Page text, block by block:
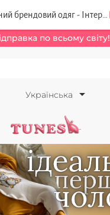
по всьому світу!
Українська